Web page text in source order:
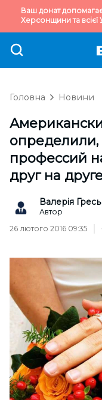
Ваш донат
Херсонщини та всієї
Головна Новини
определили,
профессий
друг на
Валерія Гресь
Автор
26 лютого 2016 09:35